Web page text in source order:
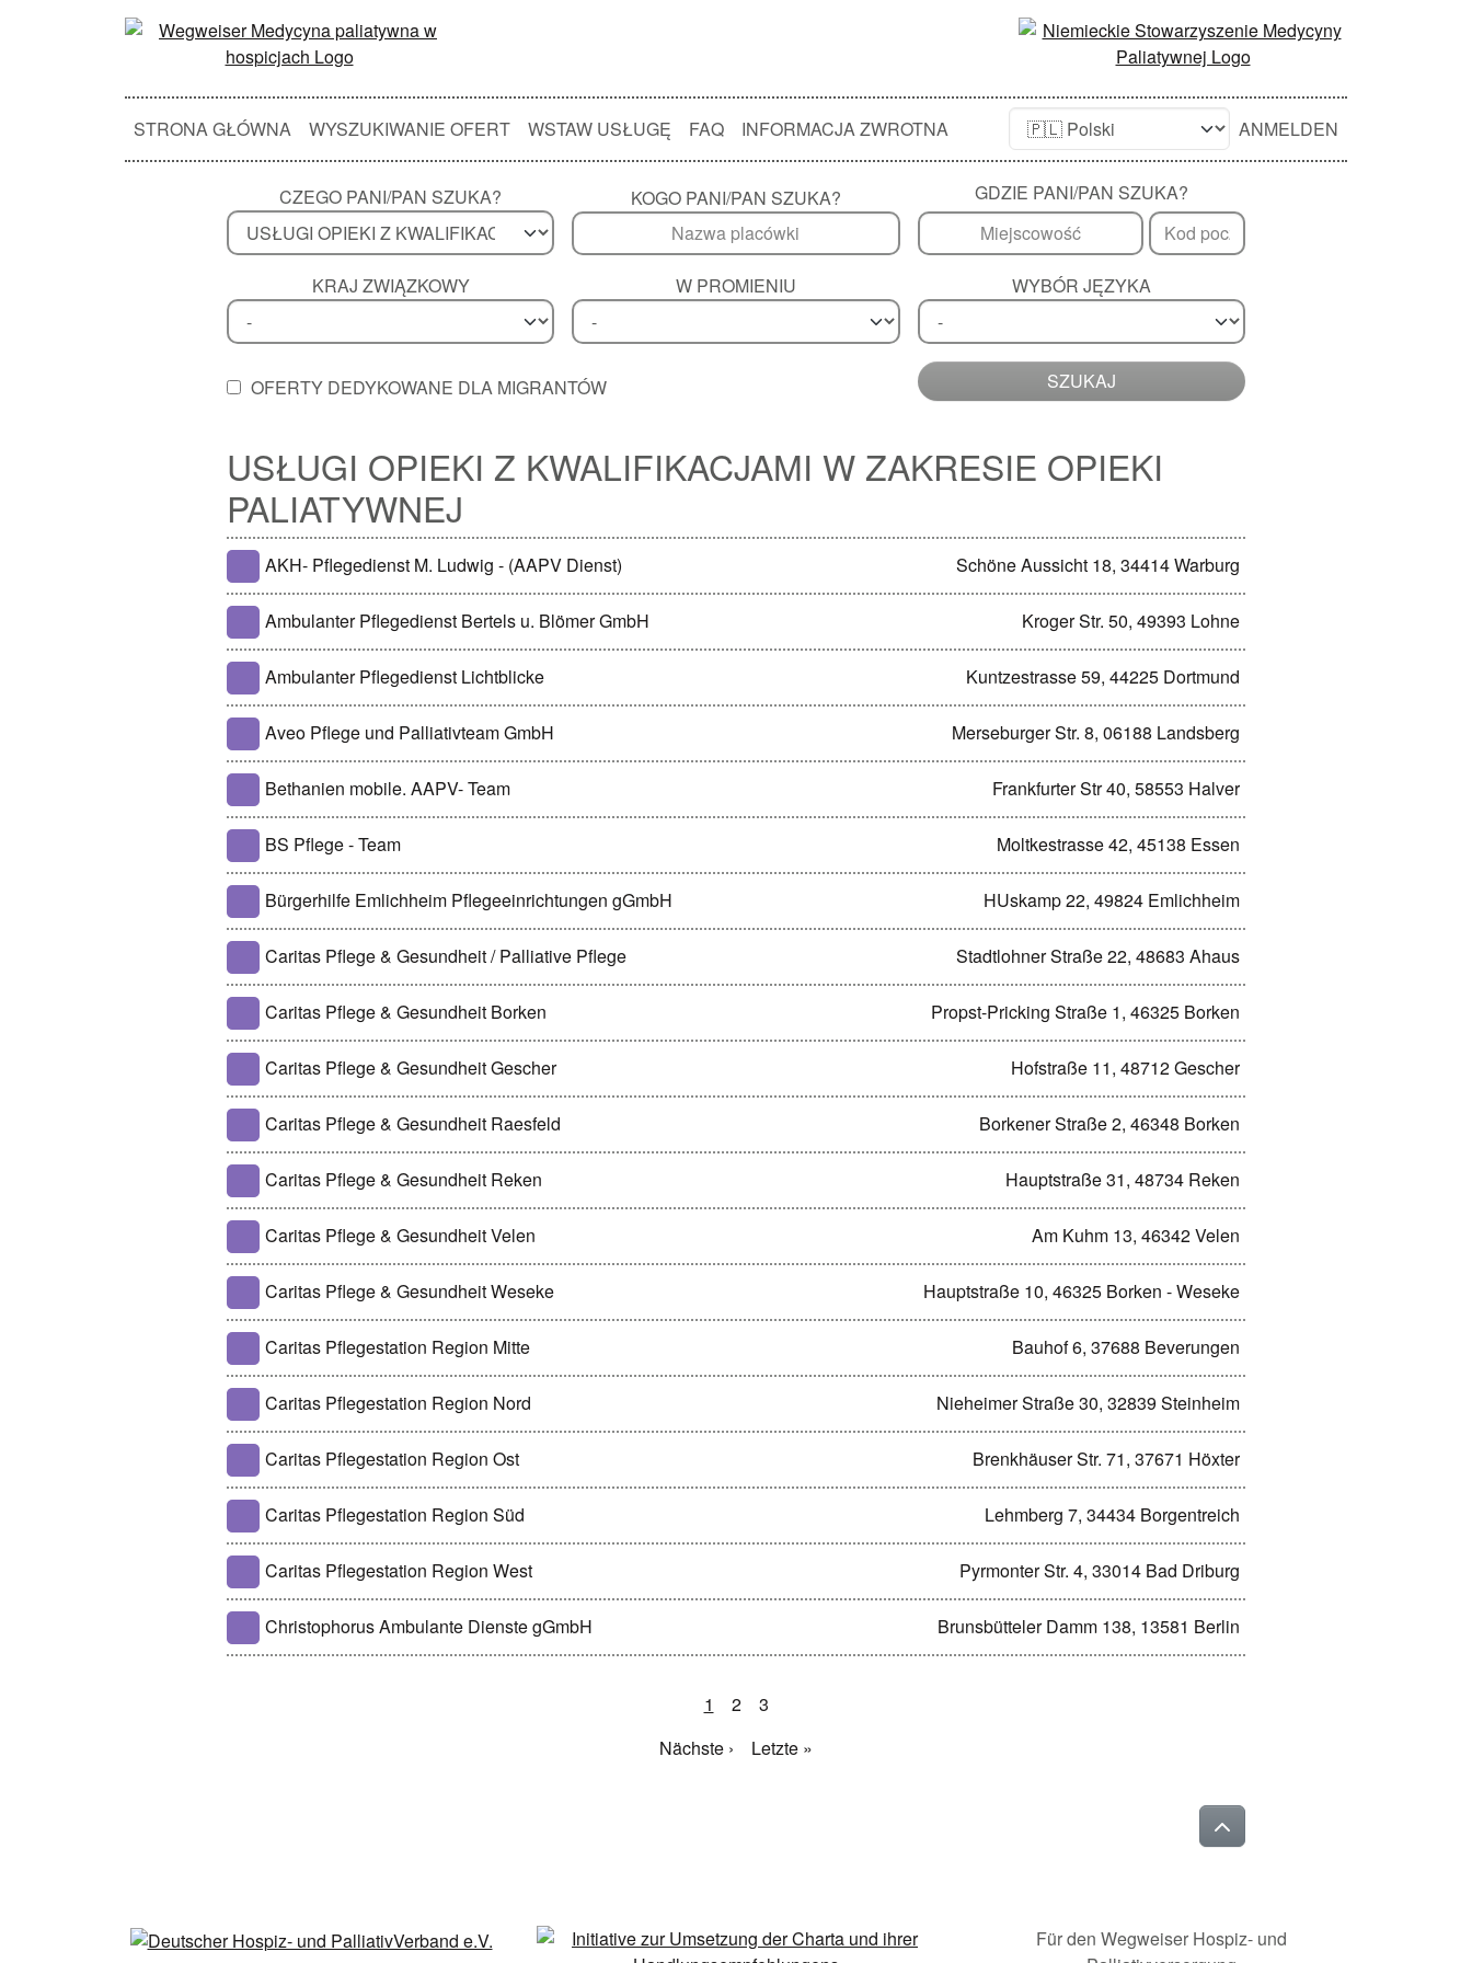
STRONA GŁÓWNA WYSZUKIWANIE OFERT WSTAW USŁUGĘ FAQ INFORMACJA ZWROTNA ANMELDEN
CZEGO PANI/PAN SZUKA? KOGO PANI/PAN SZUKA? GDZIE PANI/PAN SZUKA?
KRAJ ZWIĄZKOWY W PROMIENIU WYBÓR JĘZYKA
OFERTY DEDYKOWANE DLA MIGRANTÓW SZUKAJ
USŁUGI OPIEKI Z KWALIFIKACJAMI W ZAKRESIE OPIEKI
PALIATYWNEJ
AKH- Pflegedienst M. Ludwig - (AAPV Dienst) Schöne Aussicht 18, 34414 Warburg
Ambulanter Pflegedienst Bertels u. Blömer GmbH Kroger Str. 50, 49393 Lohne
Ambulanter Pflegedienst Lichtblicke Kuntzestrasse 59, 44225 Dortmund
Aveo Pflege und Palliativteam GmbH Merseburger Str. 8, 06188 Landsberg
Bethanien mobile. AAPV- Team Frankfurter Str 40, 58553 Halver
BS Pflege - Team Moltkestrasse 42, 45138 Essen
Bürgerhilfe Emlichheim Pflegeeinrichtungen gGmbH HUskamp 22, 49824 Emlichheim
Caritas Pflege & Gesundheit / Palliative Pflege Stadtlohner Straße 22, 48683 Ahaus
Caritas Pflege & Gesundheit Borken Propst-Pricking Straße 1, 46325 Borken
Caritas Pflege & Gesundheit Gescher Hofstraße 11, 48712 Gescher
Caritas Pflege & Gesundheit Raesfeld Borkener Straße 2, 46348 Borken
Caritas Pflege & Gesundheit Reken Hauptstraße 31, 48734 Reken
Caritas Pflege & Gesundheit Velen Am Kuhm 13, 46342 Velen
Caritas Pflege & Gesundheit Weseke Hauptstraße 10, 46325 Borken - Weseke
Caritas Pflegestation Region Mitte Bauhof 6, 37688 Beverungen
Caritas Pflegestation Region Nord Nieheimer Straße 30, 32839 Steinheim
Caritas Pflegestation Region Ost Brenkhäuser Str. 71, 37671 Höxter
Caritas Pflegestation Region Süd Lehmberg 7, 34434 Borgentreich
Caritas Pflegestation Region West Pyrmonter Str. 4, 33014 Bad Driburg
Christophorus Ambulante Dienste gGmbH Brunsbütteler Damm 138, 13581 Berlin
1 2
3
Nächste ›
Letzte »
Für den Wegweiser Hospiz- und